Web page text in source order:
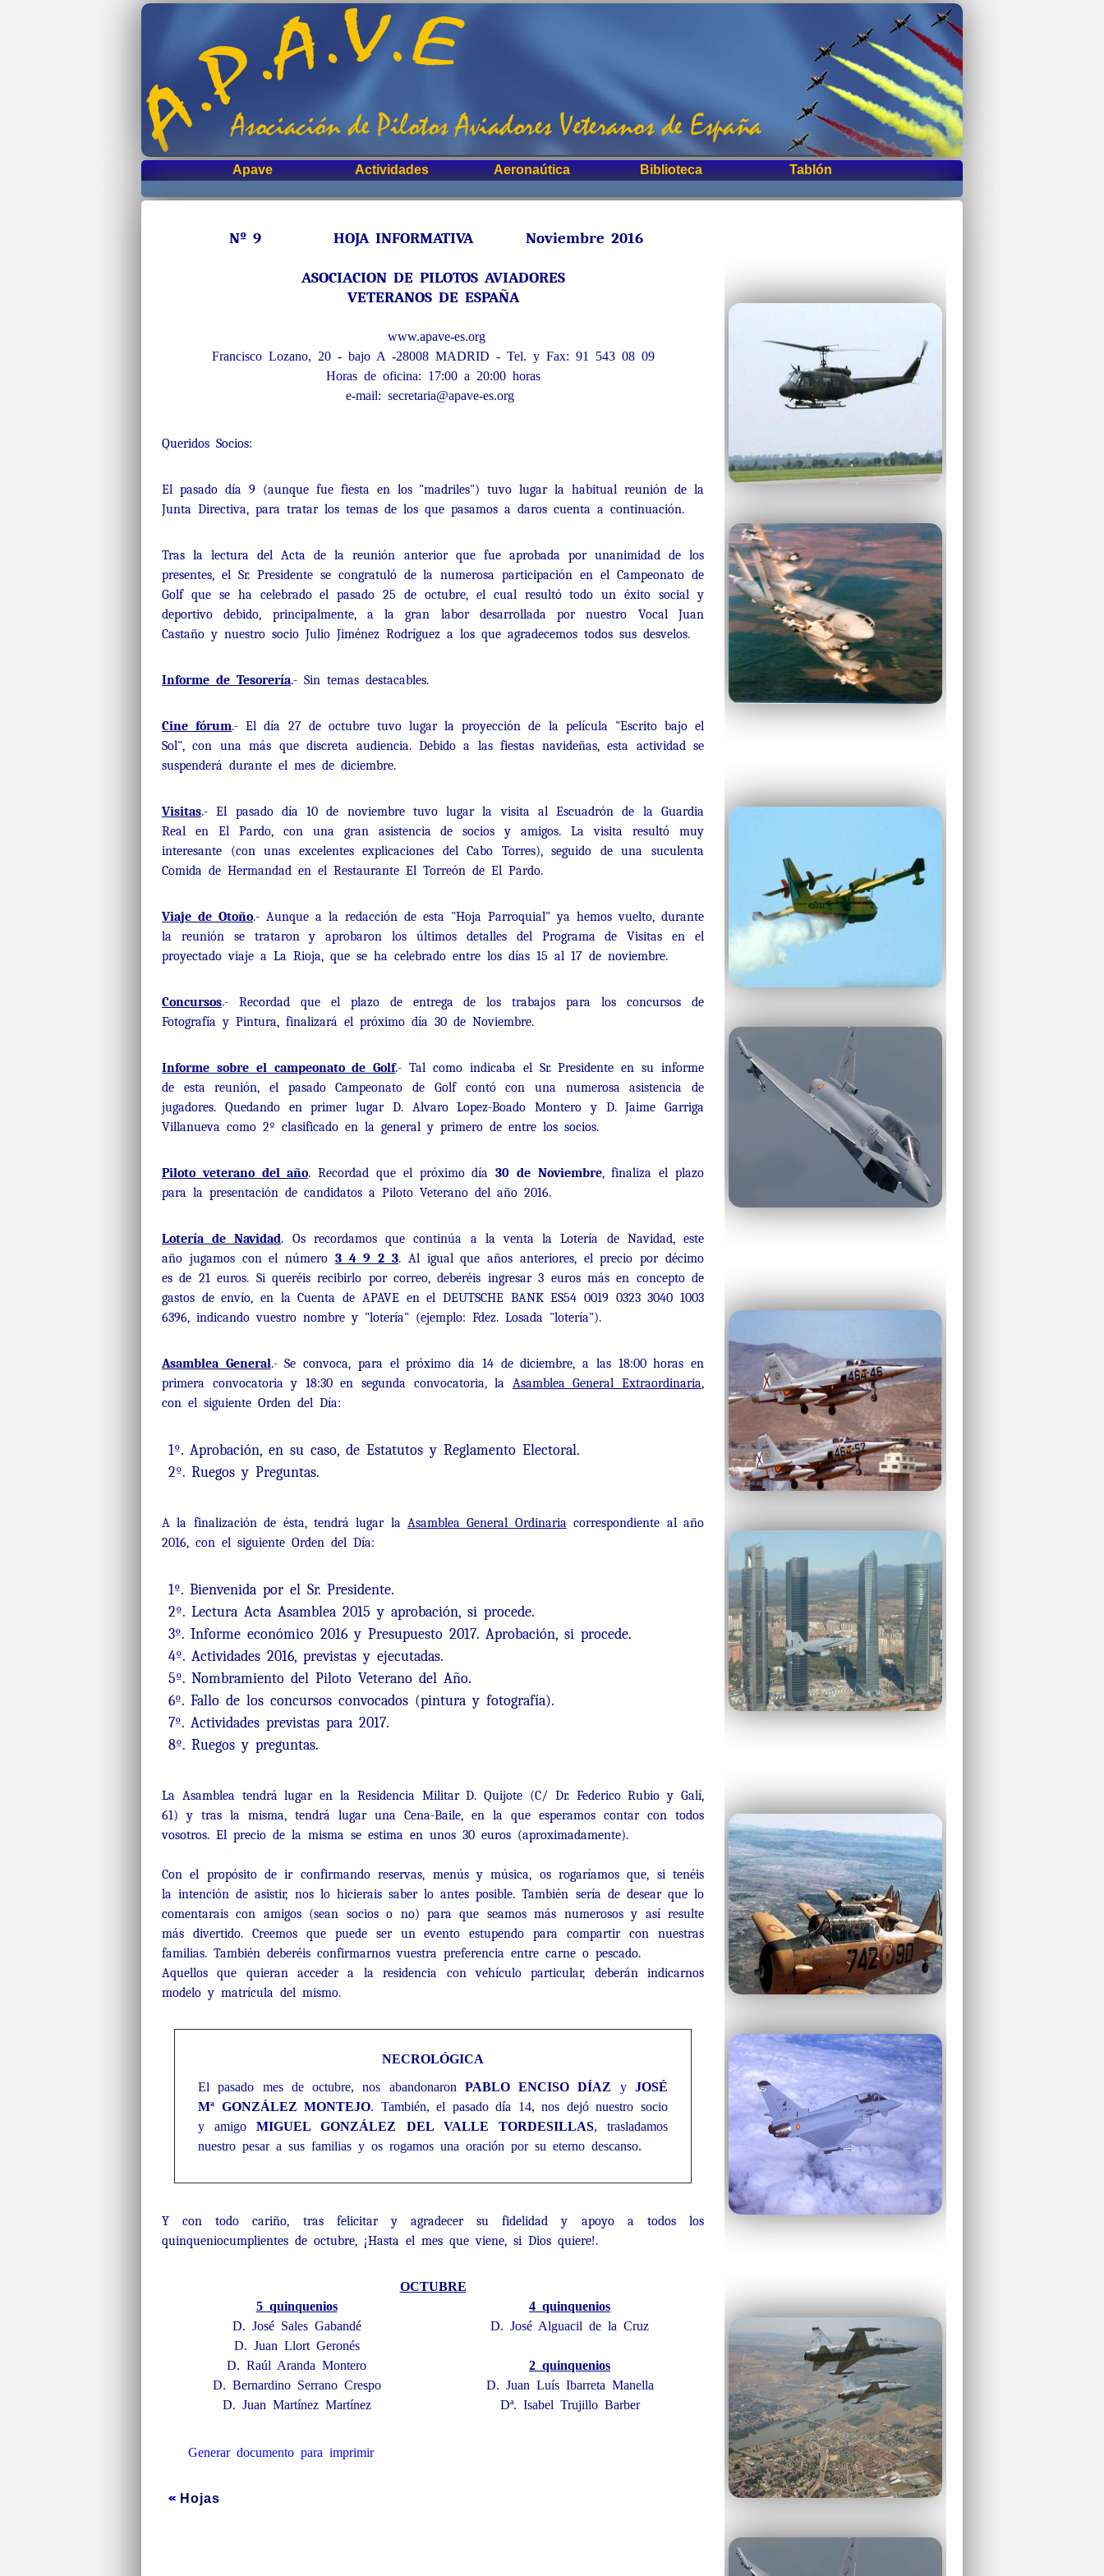
Apave Actividades Aeronaútica Biblioteca Tablón
Nº 9 HOJA INFORMATIVA Noviembre 2016
ASOCIACION DE PILOTOS AVIADORES
VETERANOS DE ESPAÑA
www.apave-es.org
Francisco Lozano, 20 - bajo A -28008 MADRID - Tel. y Fax: 91 543 08 09
Horas de oficina: 17:00 a 20:00 horas
e-mail: secretaria@apave-es.org
Queridos Socios:
El pasado día 9 (aunque fue fiesta en los "madriles") tuvo lugar la habitual reunión de la
Junta Directiva, para tratar los temas de los que pasamos a daros cuenta a continuación.
Tras la lectura del Acta de la reunión anterior que fue aprobada por unanimidad de los
presentes, el Sr. Presidente se congratuló de la numerosa participación en el Campeonato de
Golf que se ha celebrado el pasado 25 de octubre, el cual resultó todo un éxito social y
deportivo debido, principalmente, a la gran labor desarrollada por nuestro Vocal Juan
Castaño y nuestro socio Julio Jiménez Rodríguez a los que agradecemos todos sus desvelos.
Informe de Tesorería.- Sin temas destacables.
Cine fórum.- El día 27 de octubre tuvo lugar la proyección de la película "Escrito bajo el
Sol", con una más que discreta audiencia. Debido a las fiestas navideñas, esta actividad se
suspenderá durante el mes de diciembre.
Visitas.- El pasado día 10 de noviembre tuvo lugar la visita al Escuadrón de la Guardia
Real en El Pardo, con una gran asistencia de socios y amigos. La visita resultó muy
interesante (con unas excelentes explicaciones del Cabo Torres), seguido de una suculenta
Comida de Hermandad en el Restaurante El Torreón de El Pardo.
Viaje de Otoño.- Aunque a la redacción de esta "Hoja Parroquial" ya hemos vuelto, durante
la reunión se trataron y aprobaron los últimos detalles del Programa de Visitas en el
proyectado viaje a La Rioja, que se ha celebrado entre los días 15 al 17 de noviembre.
Concursos.- Recordad que el plazo de entrega de los trabajos para los concursos de
Fotografía y Pintura, finalizará el próximo día 30 de Noviembre.
Informe sobre el campeonato de Golf.- Tal como indicaba el Sr. Presidente en su informe
de esta reunión, el pasado Campeonato de Golf contó con una numerosa asistencia de
jugadores. Quedando en primer lugar D. Alvaro Lopez-Boado Montero y D. Jaime Garriga
Villanueva como 2º clasificado en la general y primero de entre los socios.
Piloto veterano del año. Recordad que el próximo día30 de Noviembre, finaliza el plazo
para la presentación de candidatos a Piloto Veterano del año 2016.
Lotería de Navidad. Os recordamos que continúa a la venta la Lotería de Navidad, este
año jugamos con el número 3 4 9 2 3. Al igual que años anteriores, el precio por décimo
es de 21 euros. Si queréis recibirlo por correo, deberéis ingresar 3 euros más en concepto de
gastos de envío, en la Cuenta de APAVE en el DEUTSCHE BANK ES54 0019 0323 3040 1003
6396, indicando vuestro nombre y "lotería" (ejemplo: Fdez. Losada "lotería").
Asamblea General.- Se convoca, para el próximo día 14 de diciembre, a las 18:00 horas en
primera convocatoria y 18:30 en segunda convocatoria, la Asamblea General Extraordinaria,
con el siguiente Orden del Día:
1º. Aprobación, en su caso, de Estatutos y Reglamento Electoral.
2º. Ruegos y Preguntas.
A la finalización de ésta, tendrá lugar laAsamblea General Ordinariacorrespondiente al año
2016, con el siguiente Orden del Día:
1º. Bienvenida por el Sr. Presidente.
2º. Lectura Acta Asamblea 2015 y aprobación, si procede.
3º. Informe económico 2016 y Presupuesto 2017. Aprobación, si procede.
4º. Actividades 2016, previstas y ejecutadas.
5º. Nombramiento del Piloto Veterano del Año.
6º. Fallo de los concursos convocados (pintura y fotografía).
7º. Actividades previstas para 2017.
8º. Ruegos y preguntas.
La Asamblea tendrá lugar en la Residencia Militar D. Quijote (C/ Dr. Federico Rubio y Galí,
61) y tras la misma, tendrá lugar una Cena-Baile, en la que esperamos contar con todos
vosotros. El precio de la misma se estima en unos 30 euros (aproximadamente).
Con el propósito de ir confirmando reservas, menús y música, os rogaríamos que, si tenéis
la intención de asistir, nos lo hicierais saber lo antes posible. También sería de desear que lo
comentarais con amigos (sean socios o no) para que seamos más numerosos y así resulte
más divertido. Creemos que puede ser un evento estupendo para compartir con nuestras
familias. También deberéis confirmarnos vuestra preferencia entre carne o pescado.
Aquellos que quieran acceder a la residencia con vehículo particular, deberán indicarnos
modelo y matrícula del mismo.
NECROLÓGICA
El pasado mes de octubre, nos abandonaron PABLO ENCISO DÍAZ yJOSÉ
Mª GONZÁLEZ MONTEJO. También, el pasado día 14, nos dejó nuestro socio
y amigoMIGUEL GONZÁLEZ DEL VALLE TORDESILLAS, trasladamos
nuestro pesar a sus familias y os rogamos una oración por su eterno descanso.
Y con todo cariño, tras felicitar y agradecer su fidelidad y apoyo a todos los
quinqueniocumplientes de octubre, ¡Hasta el mes que viene, si Dios quiere!.
OCTUBRE
5 quinquenios
4 quinquenios
D. José Sales Gabandé
D. José Alguacil de la Cruz
D. Juan Llort Geronés
D. Raúl Aranda Montero
2 quinquenios
D. Bernardino Serrano Crespo
D. Juan Luís Ibarreta Manella
D. Juan Martínez Martínez
Dª. Isabel Trujillo Barber
Generar documento para imprimir
Hojas